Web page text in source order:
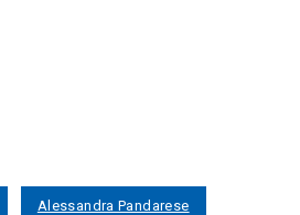
Alessandra Pandarese